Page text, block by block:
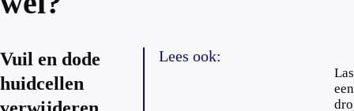
Vuil en dode
huidcellen
Lees ook:
een